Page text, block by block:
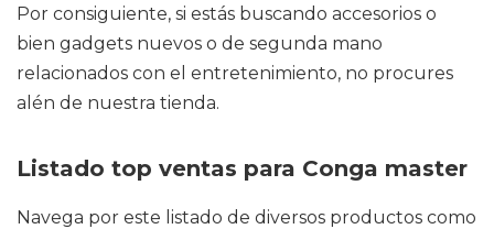
Por consiguiente, si estás buscando accesorios o
bien gadgets nuevos o de segunda mano
relacionados con el entretenimiento, no procures
alén de nuestra tienda.
Listado top ventas para Conga master
Navega por este listado de diversos productos como